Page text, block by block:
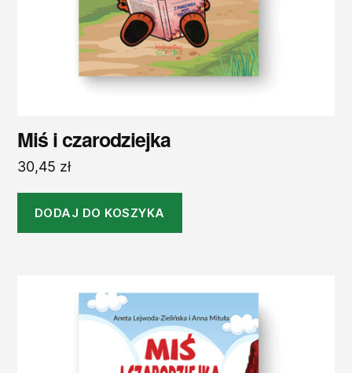
Miś i czarodziejka
30,45 zł
DODAJ DO KOSZYKA